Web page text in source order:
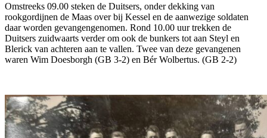
Omstreeks 09.00 steken de Duitsers, onder dekking van
rookgordijnen de Maas over bij Kessel en de aanwezige soldaten
daar worden gevangengenomen. Rond 10.00 uur trekken de
Duitsers zuidwaarts verder om ook de bunkers tot aan Steyl en
Blerick van achteren aan te vallen. Twee van deze gevangenen
waren Wim Doesborgh (GB 3-2) en Bér Wolbertus. (GB 2-2)